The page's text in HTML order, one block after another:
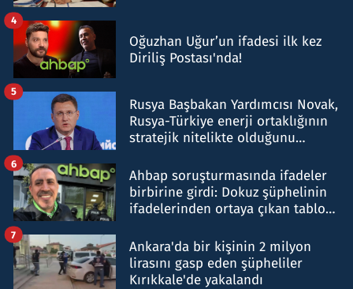
Oğuzhan Uğur’un ifadesi ilk kez
Diriliş Postası'nda!
4
Rusya Başbakan Yardımcısı Novak,
Rusya-Türkiye enerji ortaklığının
stratejik nitelikte olduğunu
5
Ahbap soruşturmasında ifadeler
birbirine girdi: Dokuz şüphelinin
ifadelerinden ortaya çıkan tablo
6
Ankara'da bir kişinin 2 milyon
lirasını gasp eden şüpheliler
Kırıkkale'de yakalandı
7